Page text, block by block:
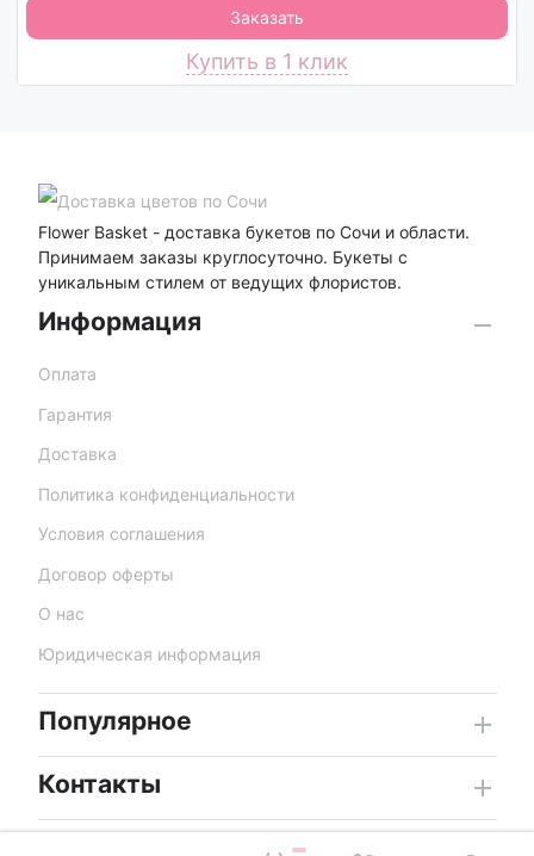
Заказать
Купить в 1 клик
Flower Basket - доставка букетов по Сочи и области.
Принимаем заказы круглосуточно. Букеты с
уникальным стилем от ведущих флористов.
Информация
Оплата
Гарантия
Доставка
Политика конфиденциальности
Условия соглашения
Договор оферты
О нас
Юридическая информация
Популярное
Контакты
Доставка цветов по Сочи © 2026